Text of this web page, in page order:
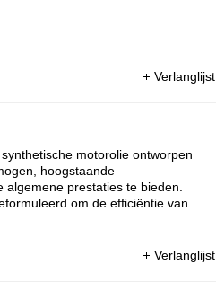
Verlanglijst
motorolie ontworpen
hoogstaande
prestaties te bieden.
om de efficiëntie van
Verlanglijst